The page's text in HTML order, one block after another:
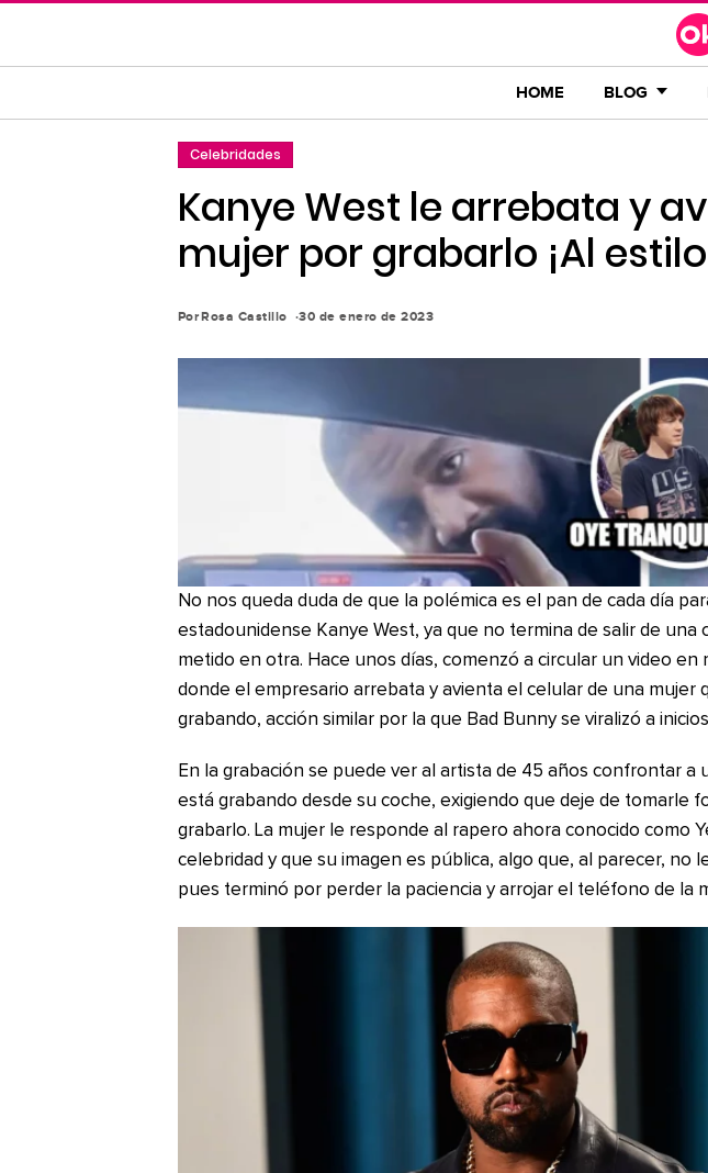
contenido
HOME BLOG
Celebridades
Kanye West le arrebata y
mujer por grabarlo ¡Al
PorRosa Castillo 30 de enero de 2023
No nos queda duda de que la polémica es el pan de cada día
estadounidense Kanye West, ya que no termina de salir de una
metido en otra. Hace unos días, comenzó a circular un video en
donde el empresario arrebata y avienta el celular de una mujer
grabando, acción similar por la que Bad Bunny se viralizó a
En la grabación se puede ver al artista de 45 años confrontar a
está grabando desde su coche, exigiendo que deje de tomarle
grabarlo. La mujer le responde al rapero ahora conocido como
celebridad y que su imagen es pública, algo que, al parecer, no
pues terminó por perder la paciencia y arrojar el teléfono de la